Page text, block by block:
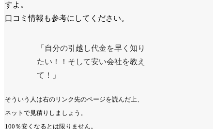
すよ。
口コミ情報も参考にしてください。
「自分の引越し代金を早く知り
たい！！そして安い会社を教え
て！」
そういう人は右のリンク先のページを読んだ上、
ネットで見積りしましょう。
100％安くなるとは限りません。